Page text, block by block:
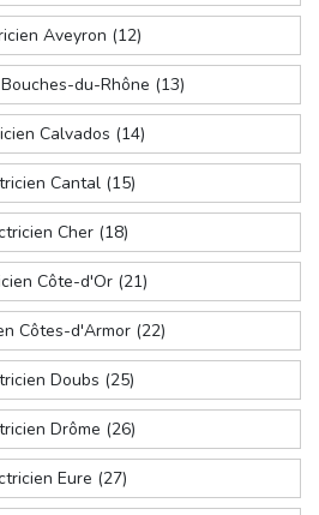
Aveyron (12)
du-Rhône (13)
Calvados (14)
Cantal (15)
Cher (18)
Côte-d'Or (21)
Côtes-d'Armor (22)
Doubs (25)
Drôme (26)
Eure (27)